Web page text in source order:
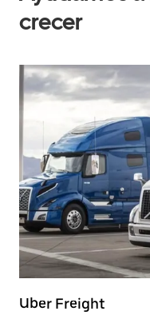
crecer
Uber Freight